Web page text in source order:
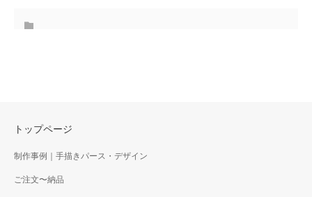
トップページ
制作事例｜手描きパース・デザイン
ご注文〜納品